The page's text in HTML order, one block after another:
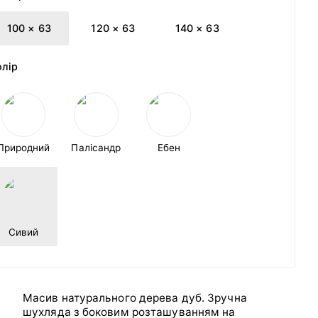
100 × 63 120 × 63 140 × 63
Палісандр Ебен
Сивий
Масив натурального дерева дуб. Зручна
шухляда з боковим розташуванням на